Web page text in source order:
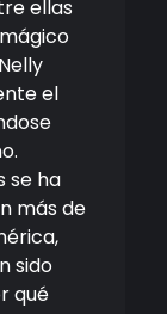
ellas
el
se ha
más de
sido
qué